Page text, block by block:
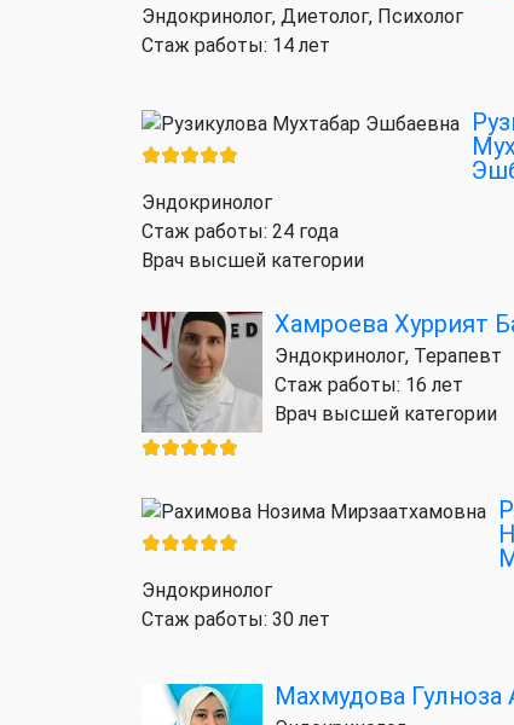
Эндокринолог, Диетолог, Психолог
Стаж работы: 14 лет
Эндокринолог
Стаж работы: 24 года
Врач высшей категории
Хамроева Хуррият
Эндокринолог, Терапевт
Стаж работы: 16 лет
Врач высшей категории
Эндокринолог
Стаж работы: 30 лет
Махмудова Гулноза